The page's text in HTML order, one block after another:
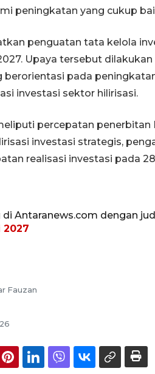
peningkatan yang cukup
penguatan tata kelola
Upaya tersebut
berorientasi pada
investasi sektor hilirisasi.
percepatan penerbitan
investasi strategis,
realisasi investasi pada
Antaranews.com dengan
Fauzan